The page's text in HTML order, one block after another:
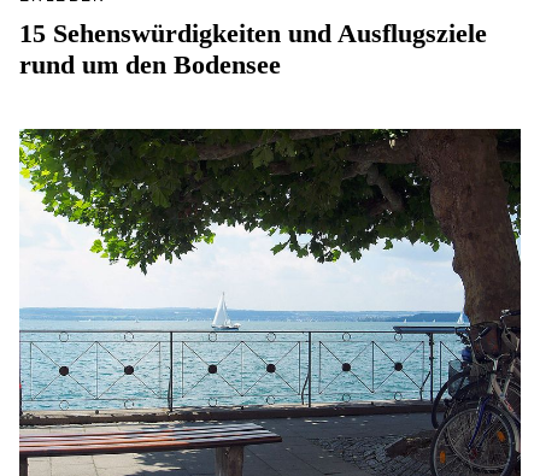
15 Sehenswürdigkeiten und Ausflugsziele
rund um den Bodensee